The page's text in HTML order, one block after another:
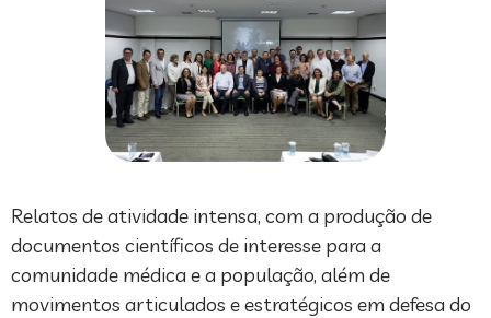
Relatos de atividade intensa, com a produção de
documentos científicos de interesse para a
comunidade médica e a população, além de
movimentos articulados e estratégicos em defesa do